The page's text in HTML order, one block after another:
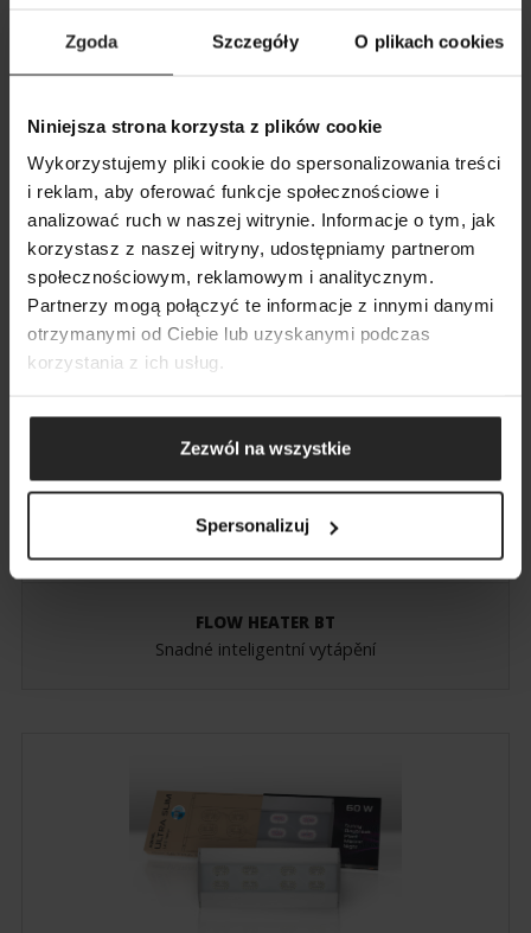
Zgoda Szczegóły O plikach cookies
Niniejsza strona korzysta z plików cookie
Wykorzystujemy pliki cookie do spersonalizowania treści
i reklam, aby oferować funkcje społecznościowe i
analizować ruch w naszej witrynie. Informacje o tym, jak
korzystasz z naszej witryny, udostępniamy partnerom
społecznościowym, reklamowym i analitycznym.
Partnerzy mogą połączyć te informacje z innymi danymi
otrzymanymi od Ciebie lub uzyskanymi podczas
korzystania z ich usług.
Zezwól na wszystkie
Spersonalizuj
ULTRAMAX BT
Smart Filtration Made Easy
FLOW HEATER BT
Snadné inteligentní vytápění
VYHLEDÁVÁNÍ